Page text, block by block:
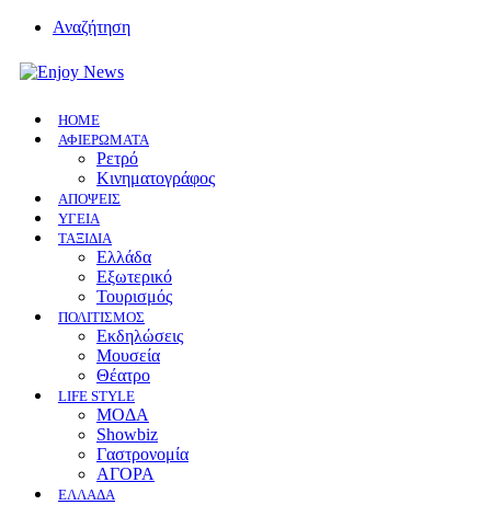
Αναζήτηση
HOME
ΑΦΙΕΡΩΜΑΤΑ
Ρετρό
Κινηματογράφος
ΑΠΟΨΕΙΣ
ΥΓΕΙΑ
ΤΑΞΙΔΙΑ
Ελλάδα
Εξωτερικό
Τουρισμός
ΠΟΛΙΤΙΣΜΟΣ
Eκδηλώσεις
Mουσεία
Θέατρο
LIFE STYLE
ΜΟΔΑ
Showbiz
Γαστρονομία
ΑΓΟΡΑ
ΕΛΛΆΔΑ